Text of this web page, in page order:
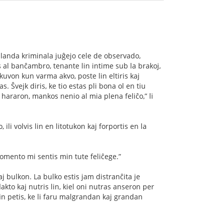
kriminala juĝejo cele de observado,
banĉambro, tenante lin intime sub la brakoj,
kun varma akvo, poste lin eltiris kaj
Ŝvejk diris, ke tio estas pli bona ol en tiu
mankos nenio al mia plena feliĉo,” li
ili volvis lin en litotukon kaj forportis en la
mi sentis min tute feliĉege.”
bulkon. La bulko estis jam distranĉita je
kaj nutris lin, kiel oni nutras anseron per
petis, ke li faru malgrandan kaj grandan